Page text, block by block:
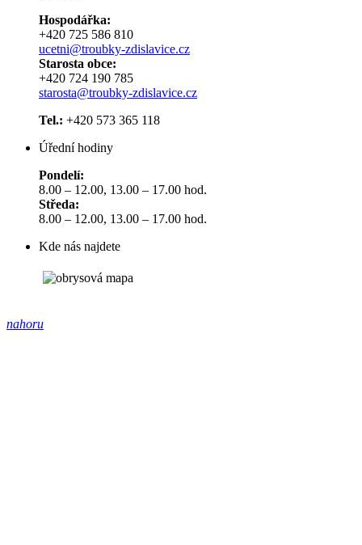
Hospodářka:
+420 725 586 810
ucetni@troubky-zdislavice.cz
Starosta obce:
+420 724 190 785
starosta@troubky-zdislavice.cz
Tel.: +420 573 365 118
Úřední hodiny
Pondelí:
8.00 – 12.00, 13.00 – 17.00 hod.
Středa:
8.00 – 12.00, 13.00 – 17.00 hod.
Kde nás najdete
nahoru